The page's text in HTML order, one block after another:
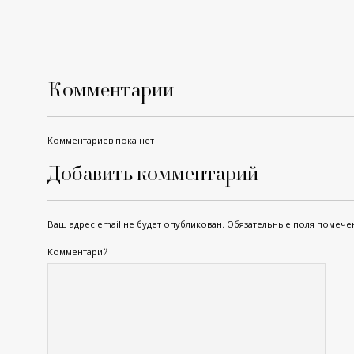
Комментарии
Комментариев пока нет
Добавить комментарий
Ваш адрес email не будет опубликован. Обязательные поля
Комментарий